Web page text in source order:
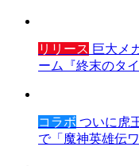
リリース 巨大メ
ーム『終末のタ
コラボ ついに虎
で「魔神英雄伝